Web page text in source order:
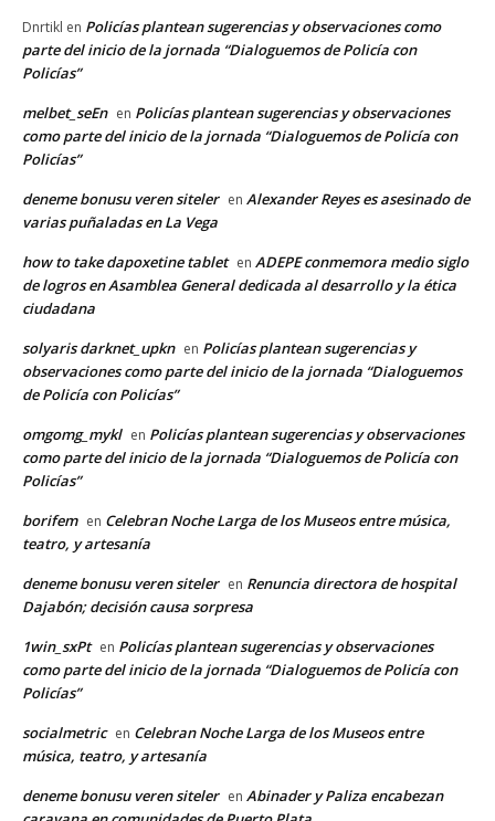
Dnrtikl en Policías plantean sugerencias y observaciones como
parte del inicio de la jornada “Dialoguemos de Policía con
Policías”
melbet_seEn en Policías plantean sugerencias y observaciones
como parte del inicio de la jornada “Dialoguemos de Policía con
Policías”
deneme bonusu veren siteler en Alexander Reyes es asesinado de
varias puñaladas en La Vega
how to take dapoxetine tablet en ADEPE conmemora medio siglo
de logros en Asamblea General dedicada al desarrollo y la ética
ciudadana
solyaris darknet_upkn en Policías plantean sugerencias y
observaciones como parte del inicio de la jornada “Dialoguemos
de Policía con Policías”
omgomg_mykl en Policías plantean sugerencias y observaciones
como parte del inicio de la jornada “Dialoguemos de Policía con
Policías”
borifem en Celebran Noche Larga de los Museos entre música,
teatro, y artesanía
deneme bonusu veren siteler en Renuncia directora de hospital
Dajabón; decisión causa sorpresa
1win_sxPt en Policías plantean sugerencias y observaciones
como parte del inicio de la jornada “Dialoguemos de Policía con
Policías”
socialmetric en Celebran Noche Larga de los Museos entre
música, teatro, y artesanía
deneme bonusu veren siteler en Abinader y Paliza encabezan